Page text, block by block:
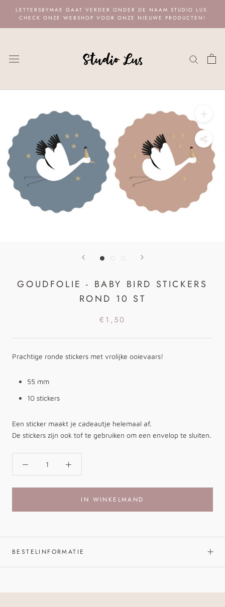
content
LETTERSBYMAE GAAT VERDER ONDER DE NAAM STUDIO LUS.
CHECK ONZE WEBSHOP VOOR ONZE NIEUWE PRODUCTEN!
GOUDFOLIE - BABY BIRD STICKERS
ROND 10 ST
€1,50
Prachtige ronde stickers met vrolijke ooievaars!
55 mm
10 stickers
Een sticker maakt je cadeautje helemaal af.
De stickers zijn ook tof te gebruiken om een envelop te sluiten.
IN WINKELMAND
BESTELINFORMATIE